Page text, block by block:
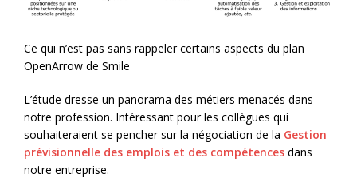
Ce qui n’est pas sans rappeler certains aspects du plan
OpenArrow de Smile
L’étude dresse un panorama des métiers menacés dans
notre profession. Intéressant pour les collègues qui
souhaiteraient se pencher sur la négociation de la Gestion
prévisionnelle des emplois et des compétences dans
notre entreprise.